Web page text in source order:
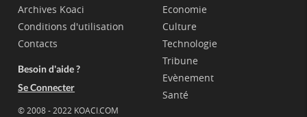
Archives Koaci
Conditions d'utilisation
Contacts
Besoin d'aide ?
Se Connecter
© 2008 - 2022 KOACI.COM
Economie
Culture
Technologie
Tribune
Evènement
Santé